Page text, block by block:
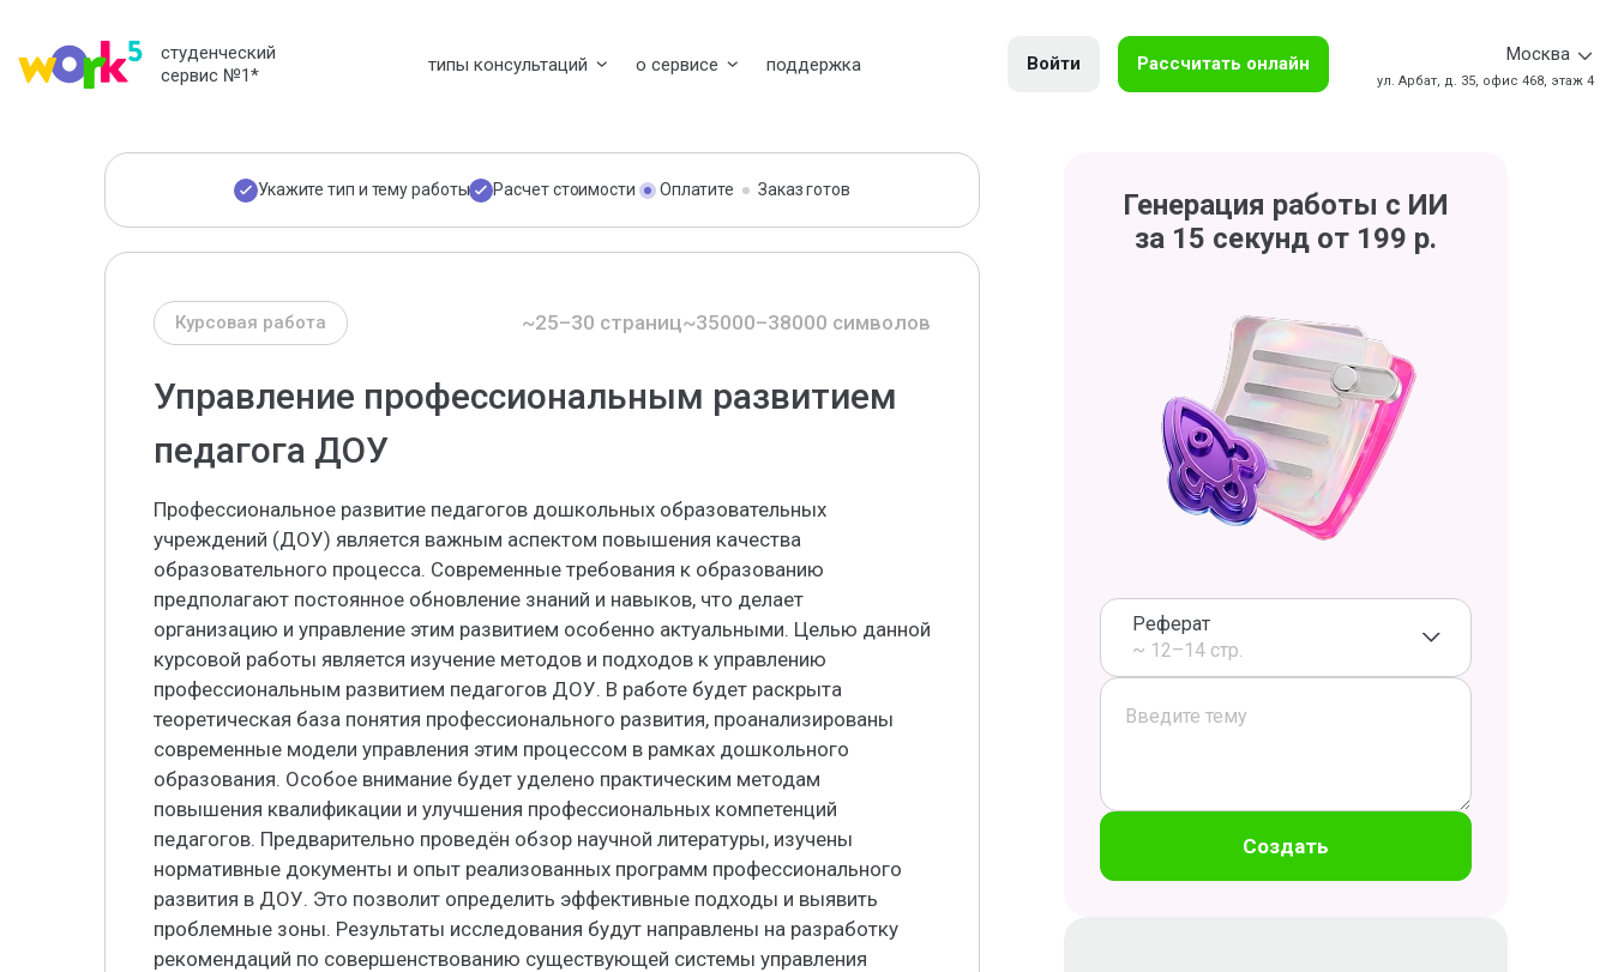
студенческий
сервис №1* типы консультаций о сервисе поддержка Войти Рассчитать онлайн Москва
ул. Арбат, д. 35, офис 468, этаж 4
Укажите тип и тему работы Расчет стоимости Оплатите Заказ готов
Курсовая работа ~25–30 страниц~35000–38000 символов
Управление профессиональным развитием
педагога ДОУ
Профессиональное развитие педагогов дошкольных образовательных
учреждений (ДОУ) является важным аспектом повышения качества
образовательного процесса. Современные требования к образованию
предполагают постоянное обновление знаний и навыков, что делает
организацию и управление этим развитием особенно актуальными. Целью данной
курсовой работы является изучение методов и подходов к управлению
профессиональным развитием педагогов ДОУ. В работе будет раскрыта
теоретическая база понятия профессионального развития, проанализированы
современные модели управления этим процессом в рамках дошкольного
образования. Особое внимание будет уделено практическим методам
повышения квалификации и улучшения профессиональных компетенций
педагогов. Предварительно проведён обзор научной литературы, изучены
нормативные документы и опыт реализованных программ профессионального
развития в ДОУ. Это позволит определить эффективные подходы и выявить
проблемные зоны. Результаты исследования будут направлены на разработку
рекомендаций по совершенствованию существующей системы управления
Генерация работы с ИИ
за 15 секунд от 199 р.
Реферат
~ 12–14 стр.
Создать